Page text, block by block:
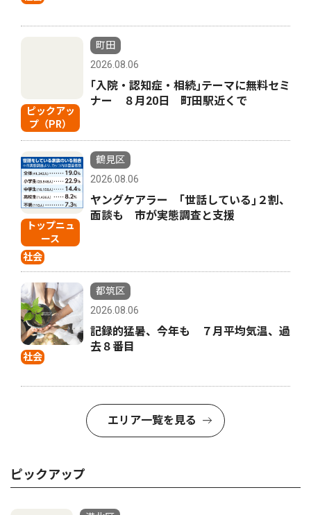
ピックアッ
プ（PR）
町田
2026.08.06
｢入院・認知症・相続｣テーマに無料セミ
ナー ８月20日 町田駅近くで
トップニュ
ース
社会
鶴見区
2026.08.06
ヤングケアラー ｢世話している｣２割、
面談も 市が実態調査と支援
社会
都筑区
2026.08.06
記録的猛暑、今年も ７月平均気温、過
去８番目
エリア一覧を見る
ピックアップ